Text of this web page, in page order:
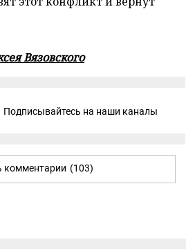
Вязовского
Подписывайтесь на наши каналы
комментарии (103)